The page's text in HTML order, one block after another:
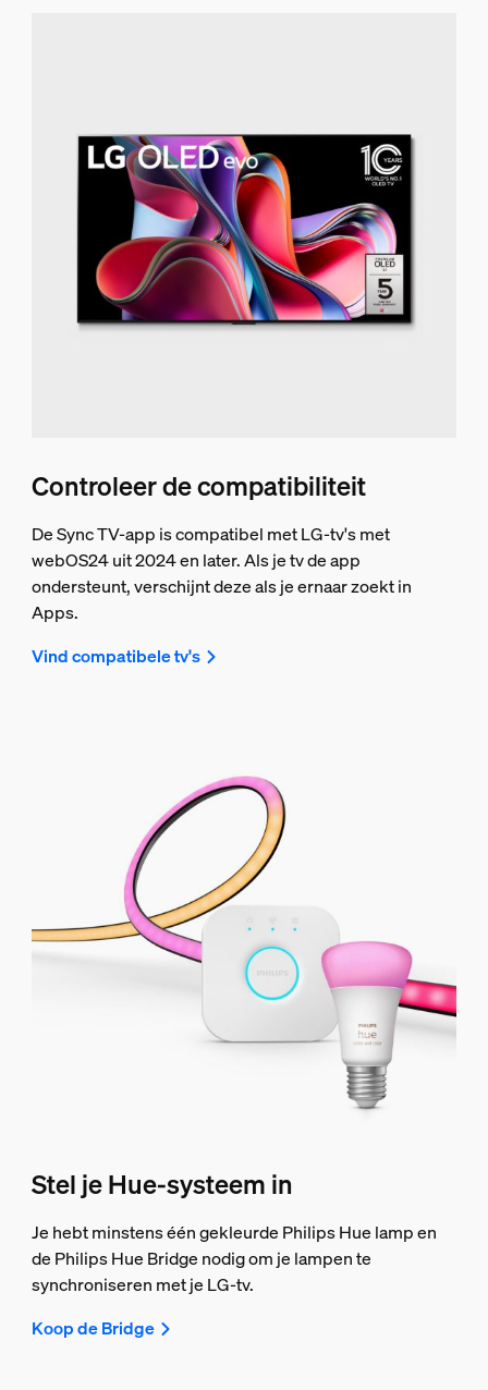
Controleer de compatibiliteit
De Sync TV-app is compatibel met LG-tv's met
webOS24 uit 2024 en later. Als je tv de app
ondersteunt, verschijnt deze als je ernaar zoekt in
Apps.
Vind compatibele tv's
Stel je Hue-systeem in
Je hebt minstens één gekleurde Philips Hue lamp en
de Philips Hue Bridge nodig om je lampen te
synchroniseren met je LG-tv.
Koop de Bridge